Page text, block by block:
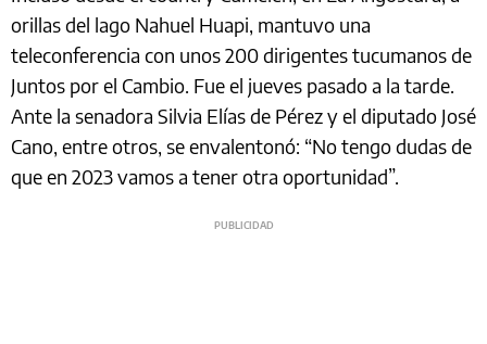
orillas del lago Nahuel Huapi, mantuvo una
teleconferencia con unos 200 dirigentes tucumanos de
Juntos por el Cambio. Fue el jueves pasado a la tarde.
Ante la senadora Silvia Elías de Pérez y el diputado José
Cano, entre otros, se envalentonó: “No tengo dudas de
que en 2023 vamos a tener otra oportunidad”.